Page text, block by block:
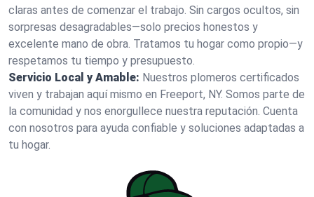
claras antes de comenzar el trabajo. Sin cargos ocultos, sin
sorpresas desagradables—solo precios honestos y
excelente mano de obra. Tratamos tu hogar como propio—y
respetamos tu tiempo y presupuesto.
Servicio Local y Amable: Nuestros plomeros certificados
viven y trabajan aquí mismo en Freeport, NY. Somos parte de
la comunidad y nos enorgullece nuestra reputación. Cuenta
con nosotros para ayuda confiable y soluciones adaptadas a
tu hogar.